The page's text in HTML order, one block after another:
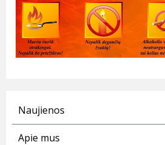
Naujienos
Apie mus